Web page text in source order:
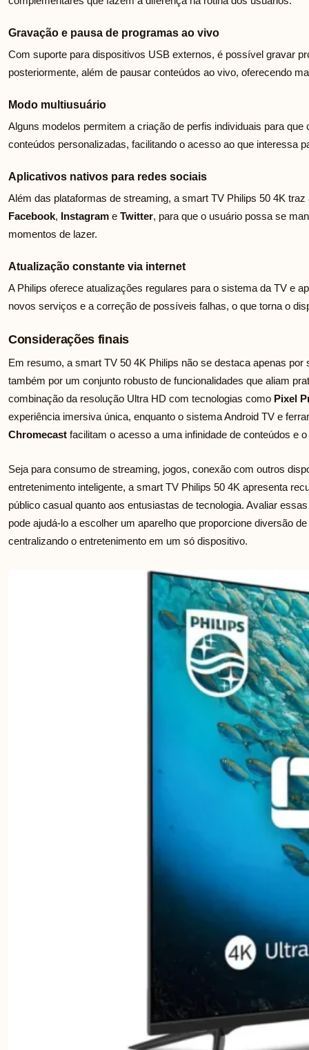
Gravação e pausa de programas ao vivo
Com suporte para dispositivos USB externos, é possível gravar
posteriormente, além de pausar conteúdos ao vivo, oferecendo
Modo multiusuário
Alguns modelos permitem a criação de perfis individuais para
conteúdos personalizadas, facilitando o acesso ao que interessa
Aplicativos nativos para redes sociais
Além das plataformas de streaming, a smart TV Philips 50 4K
Facebook, Instagram e Twitter, para que o usuário possa se
momentos de lazer.
Atualização constante via internet
A Philips oferece atualizações regulares para o sistema da TV e
novos serviços e a correção de possíveis falhas, o que torna o
Considerações finais
Em resumo, a smart TV 50 4K Philips não se destaca apenas
também por um conjunto robusto de funcionalidades que aliam
combinação da resolução Ultra HD com tecnologias como Pixel
experiência imersiva única, enquanto o sistema Android TV e
Chromecast facilitam o acesso a uma infinidade de conteúdos e
Seja para consumo de streaming, jogos, conexão com outros
entretenimento inteligente, a smart TV Philips 50 4K apresenta
público casual quanto aos entusiastas de tecnologia. Avaliar
pode ajudá-lo a escolher um aparelho que proporcione diversão
centralizando o entretenimento em um só dispositivo.